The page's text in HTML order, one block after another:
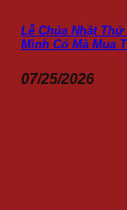
Lễ Chúa Nhật
Mình Có Mà Mua
07/25/2026